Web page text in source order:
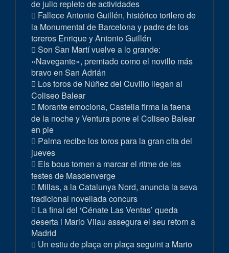
de julio repleto de actividades
Fallece Antonio Guillén, histórico torilero de
la Monumental de Barcelona y padre de los
toreros Enrique y Antonio Guillén
Son San Martí vuelve a lo grande:
«Navegante», premiado como el novillo más
bravo en San Adrián
Los toros de Núñez del Cuvillo llegan al
Coliseo Balear
Morante emociona, Castella firma la faena
de la noche y Ventura pone el Coliseo Balear
en pie
Palma recibe los toros para la gran cita del
jueves
Els bous tornen a marcar el ritme de les
festes de Masdenverge
Millas, a la Catalunya Nord, anuncia la seva
tradicional novellada concurs
La final del ‘Cénate Las Ventas’ queda
deserta i Mario Vilau assegura el seu retorn a
Madrid
Un estiu de plaça en plaça seguint a Mario